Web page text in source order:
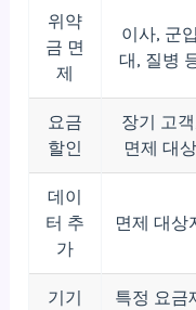
위약
금 면
제
이사, 군입
대, 질병
요금
할인
장기 고
면제 대상
데이
터 추
가
면제 대상
기기
특정 요금